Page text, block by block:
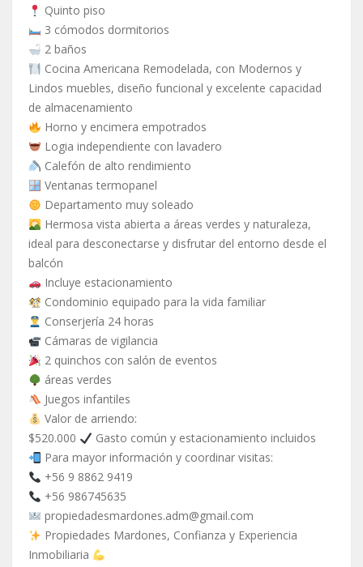
Quinto piso
3 cómodos dormitorios
2 baños
Cocina Americana Remodelada, con Modernos y
Lindos muebles, diseño funcional y excelente capacidad
de almacenamiento
Horno y encimera empotrados
Logia independiente con lavadero
Calefón de alto rendimiento
Ventanas termopanel
Departamento muy soleado
Hermosa vista abierta a áreas verdes y naturaleza,
ideal para desconectarse y disfrutar del entorno desde el
balcón
Incluye estacionamiento
Condominio equipado para la vida familiar
Conserjería 24 horas
Cámaras de vigilancia
2 quinchos con salón de eventos
áreas verdes
Juegos infantiles
Valor de arriendo:
$520.000
Gasto común y estacionamiento incluidos
Para mayor información y coordinar visitas:
+56 9 8862 9419
+56 986745635
propiedadesmardones.adm@gmail.com
Propiedades Mardones, Confianza y Experiencia
Inmobiliaria